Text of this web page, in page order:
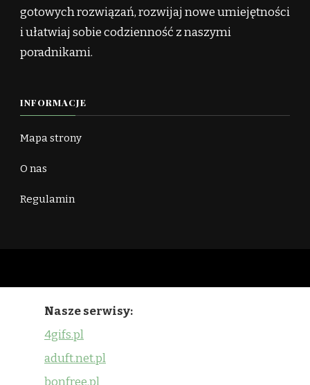
gotowych rozwiązań, rozwijaj nowe umiejętności
i ułatwiaj sobie codzienność z naszymi
poradnikami.
INFORMACJE
Mapa strony
O nas
Regulamin
Nasze serwisy:
4gifs.pl
aduft.net.pl
bonfree.pl